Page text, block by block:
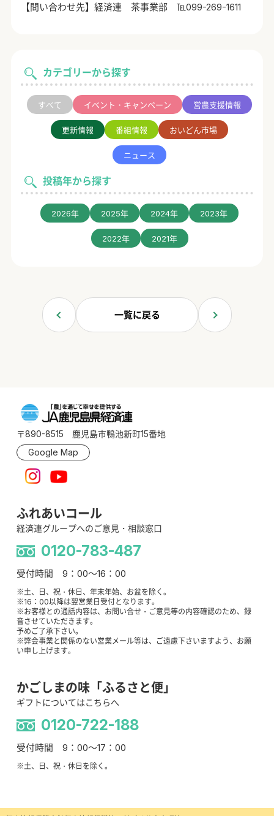
カテゴリーから探す
すべて イベント・キャンペーン 営農支援情報
更新情報 番組情報 おいどん市場
ニュース
投稿年から探す
2026年 2025年 2024年 2023年
2022年 2021年
【問い合わせ先】経済連 茶事業部 ℡099-269-1611
一覧に戻る
〒890-8515 鹿児島市鴨池新町15番地
Google Map
ふれあいコール
経済連グループへのご意見・相談窓口
0120-783-487
受付時間 9：00～16：00
※土、日、祝・休日、年末年始、お盆を除く。
※16：00以降は翌営業日受付となります。
※お客様との通話内容は、お問い合せ・ご意見等の内容確認のため、録
音させていただきます。
予めご了承下さい。
※弊会事業と関係のない営業メール等は、ご遠慮下さいますよう、お願
い申し上げます。
かごしまの味「ふるさと便」
ギフトについてはこちらへ
0120-722-188
受付時間 9：00～17：00
※土、日、祝・休日を除く。